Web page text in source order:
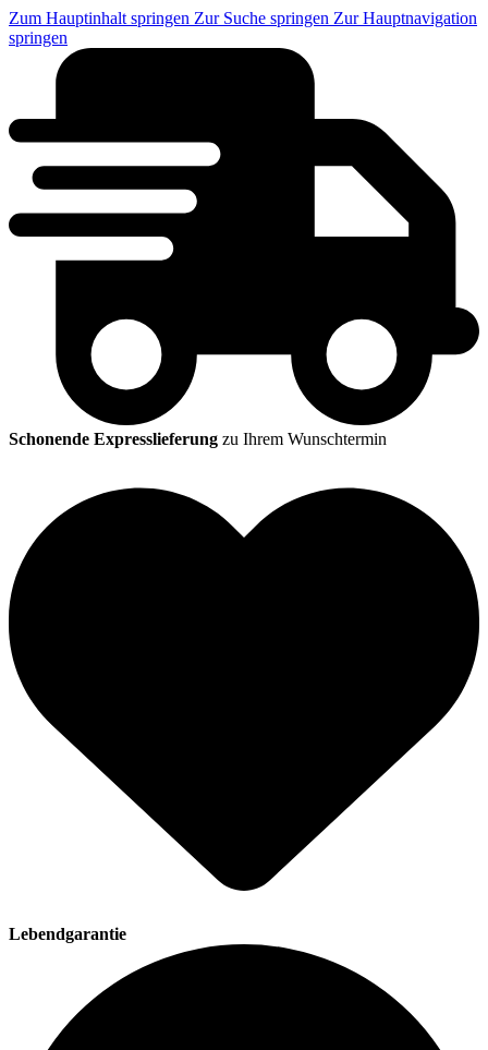
Zum Hauptinhalt springen Zur Suche springen Zur Hauptnavigation
springen
Schonende Expresslieferung zu Ihrem Wunschtermin
Lebendgarantie